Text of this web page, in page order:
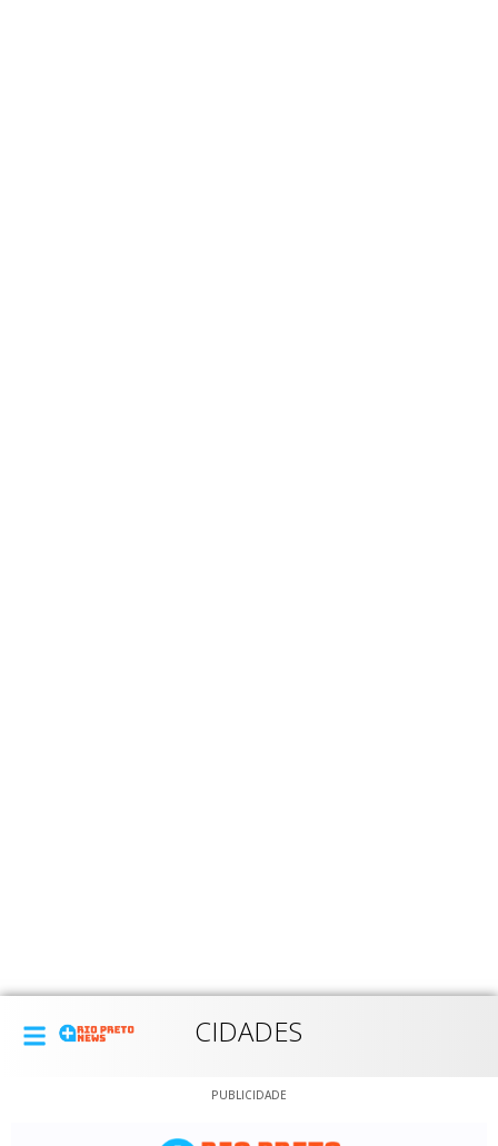
CIDADES
PUBLICIDADE